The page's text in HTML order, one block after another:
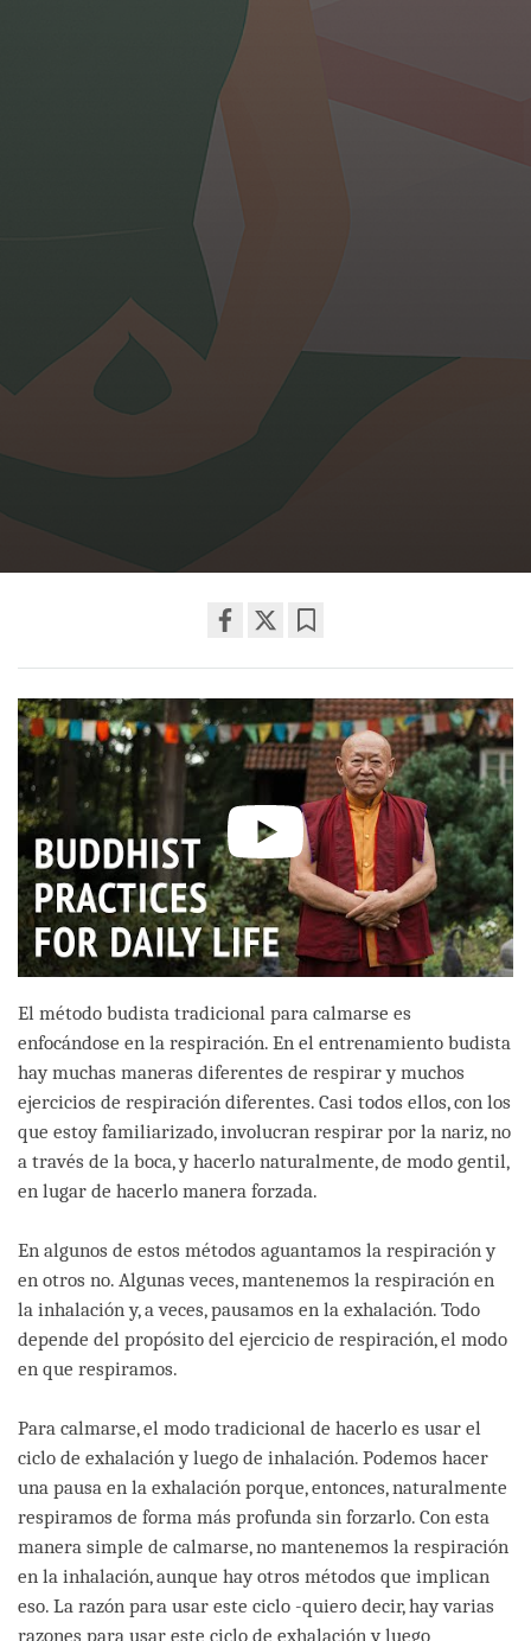
facebook
El método budista tradicional para calmarse es
enfocándose en la respiración. En el entrenamiento budista
hay muchas maneras diferentes de respirar y muchos
ejercicios de respiración diferentes. Casi todos ellos, con los
que estoy familiarizado, involucran respirar por la nariz, no
a través de la boca, y hacerlo naturalmente, de modo gentil,
en lugar de hacerlo manera forzada.
En algunos de estos métodos aguantamos la respiración y
en otros no. Algunas veces, mantenemos la respiración en
la inhalación y, a veces, pausamos en la exhalación. Todo
depende del propósito del ejercicio de respiración, el modo
en que respiramos.
Para calmarse, el modo tradicional de hacerlo es usar el
ciclo de exhalación y luego de inhalación. Podemos hacer
una pausa en la exhalación porque, entonces, naturalmente
respiramos de forma más profunda sin forzarlo. Con esta
manera simple de calmarse, no mantenemos la respiración
en la inhalación, aunque hay otros métodos que implican
eso. La razón para usar este ciclo -quiero decir, hay varias
razones para usar este ciclo de exhalación y luego